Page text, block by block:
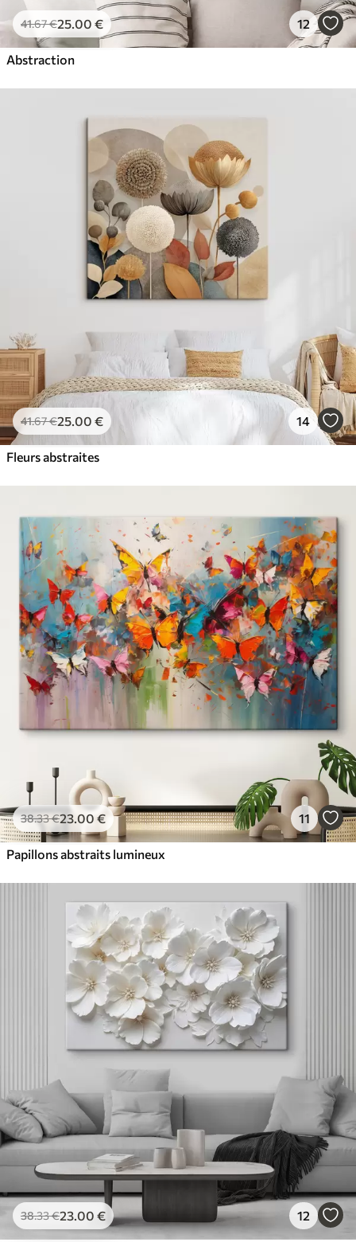
41.67€25.00 € 12
Abstraction
41.67€25.00 € 14
Fleurs abstraites
38.33€23.00 € 11
Papillons abstraits lumineux
38.33€23.00 € 12